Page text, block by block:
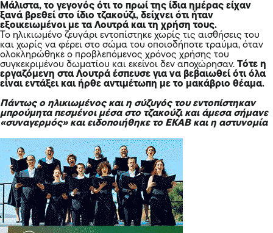
Μάλιστα, το γεγονός ότι το πρωί της ίδια ημέρας είχαν
ξανά βρεθεί στο ίδιο τζακούζι, δείχνει ότι ήταν
εξοικειωμένοι με τα Λουτρά και τη χρήση τους.
Το ηλικιωμένο ζευγάρι εντοπίστηκε χωρίς τις αισθήσεις του
και χωρίς να φέρει στο σώμα του οποιοδήποτε τραύμα, όταν
ολοκληρώθηκε ο προβλεπόμενος χρόνος χρήσης του
συγκεκριμένου δωματίου και εκείνοι δεν αποχώρησαν. Τότε η
εργαζόμενη στα Λουτρά έσπευσε για να βεβαιωθεί ότι όλα
είναι εντάξει και ήρθε αντιμέτωπη με το μακάβριο θέαμα.
Πάντως ο ηλικιωμένος και η σύζυγός του εντοπίστηκαν
μπρούμητα πεσμένοι μέσα στο τζακούζι και άμεσα σήμανε
«συναγερμός» και ειδοποιήθηκε το ΕΚΑΒ και η αστυνομία